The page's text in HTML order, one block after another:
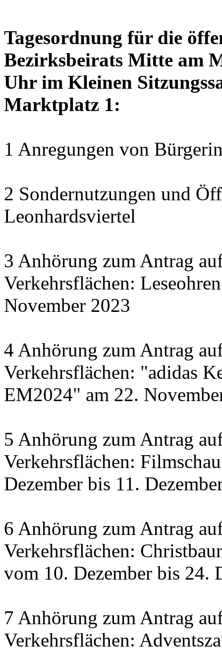
Tagesordnung für die
Bezirksbeirats Mitte am
Uhr im Kleinen
Marktplatz 1:
1 Anregungen von
2 Sondernutzungen und
Leonhardsviertel
3 Anhörung zum Antrag
Verkehrsflächen:
November 2023
4 Anhörung zum Antrag
Verkehrsflächen: "adidas
EM2024" am 22.
5 Anhörung zum Antrag
Verkehrsflächen:
Dezember bis 11.
6 Anhörung zum Antrag
Verkehrsflächen:
vom 10. Dezember bis 24.
7 Anhörung zum Antrag
Verkehrsflächen: